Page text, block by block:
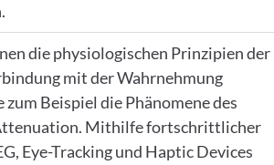
die physiologischen Prinzipien der
mit der Wahrnehmung
Beispiel die Phänomene des
Mithilfe fortschrittlicher
Eye-Tracking und Haptic Devices